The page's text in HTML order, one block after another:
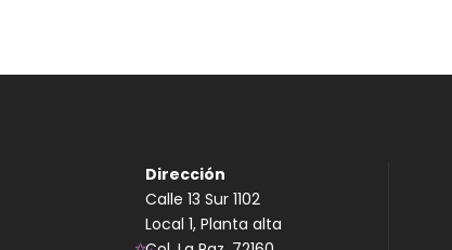
Dirección
Calle 13 Sur 1102
Local 1, Planta alta